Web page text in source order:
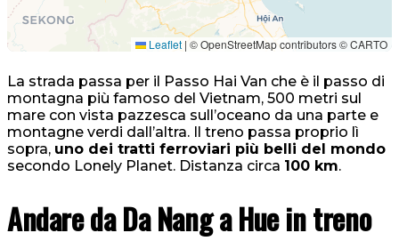
Leaflet | © OpenStreetMap contributors © CARTO
La strada passa per il Passo Hai Van che è il passo di
montagna più famoso del Vietnam, 500 metri sul
mare con vista pazzesca sull’oceano da una parte e
montagne verdi dall’altra. Il treno passa proprio lì
sopra, uno dei tratti ferroviari più belli del mondo
secondo Lonely Planet. Distanza circa 100 km.
Andare da Da Nang a Hue in treno